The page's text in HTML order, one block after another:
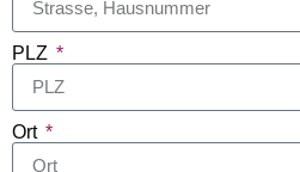
PLZ
Ort